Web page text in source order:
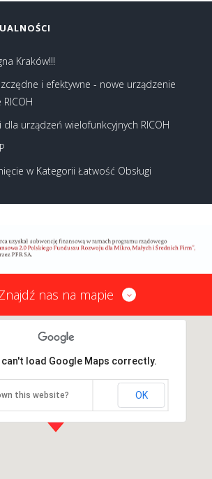
Kraków!!!
i efektywne - nowe urządzenie
urządzeń wielofunkcyjnych RICOH
w Kategorii Łatwość Obsługi
nas na mapie
can't load Google Maps correctly.
this website? OK